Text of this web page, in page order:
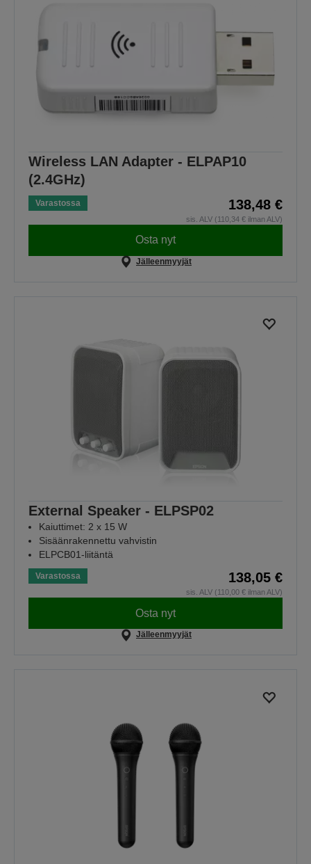
Wireless LAN Adapter - ELPAP10
(2.4GHz)
Varastossa 138,48 €
sis. ALV (110,34 € ilman ALV)
Osta nyt
Jälleenmyyjät
External Speaker - ELPSP02
Kaiuttimet: 2 x 15 W
Sisäänrakennettu vahvistin
ELPCB01-liitäntä
Varastossa 138,05 €
sis. ALV (110,00 € ilman ALV)
Osta nyt
Jälleenmyyjät